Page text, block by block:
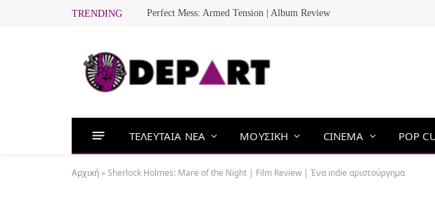
TRENDING Perfect Mess: Armed Tension | Album Review
ΤΕΛΕΥΤΑΙΑ ΝΕΑ ΜΟΥΣΙΚΗ CINEMA POP
Αρχική »Sherlock Holmes: Mare of the Night | Film Review | Ένα indie αριστούργημα